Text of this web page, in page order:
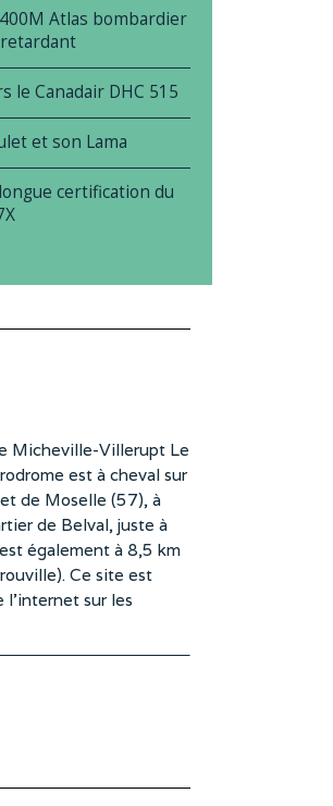
Atlas bombardier
le Canadair DHC 515
et son Lama
certification du
Micheville-Villerupt Le
est à cheval sur
de Moselle (57), à
de Belval, juste à
également à 8,5 km
Ce site est
l’internet sur les